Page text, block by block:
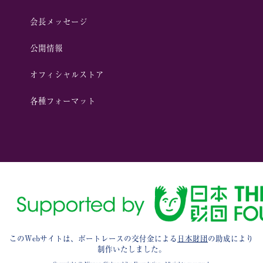
会⻑メッセージ
公開情報
オフィシャルストア
各種フォーマット
このWebサイトは、ボートレースの交付金による 日本財団の助成により
制作いたしました。